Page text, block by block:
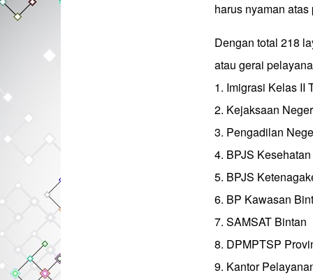
harus nyaman
Dengan total 218
atau gerai
1. Imigrasi Kelas II
2. Kejaksaan
3. Pengadilan
4. BPJS Kesehatan
5. BPJS
6. BP Kawasan
7. SAMSAT Bintan
8. DPMPTSP
9. Kantor